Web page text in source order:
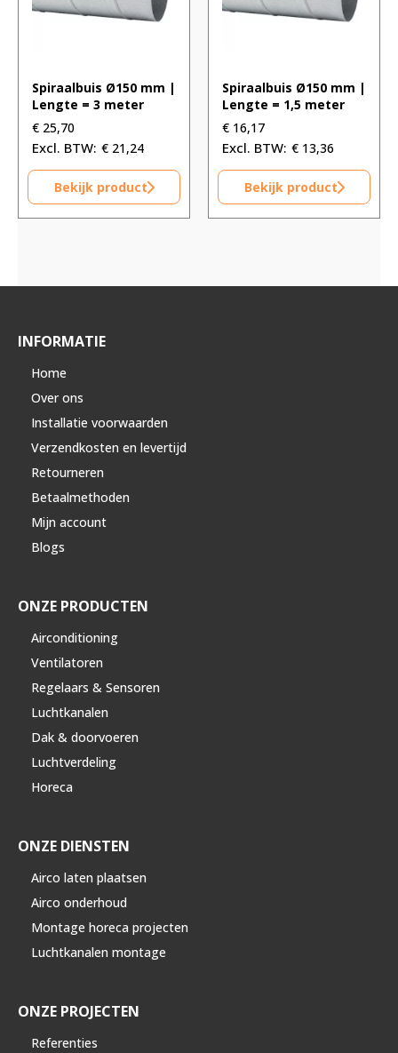
Spiraalbuis Ø150 mm |
Lengte = 3 meter
€ 25,70
€ 21,24
Bekijk product
Spiraalbuis Ø150 mm |
Lengte = 1,5 meter
€ 16,17
€ 13,36
Bekijk product
INFORMATIE
Home
Over ons
Installatie voorwaarden
Verzendkosten en levertijd
Retourneren
Betaalmethoden
Mijn account
Blogs
ONZE PRODUCTEN
Airconditioning
Ventilatoren
Regelaars & Sensoren
Luchtkanalen
Dak & doorvoeren
Luchtverdeling
Horeca
ONZE DIENSTEN
Airco laten plaatsen
Airco onderhoud
Montage horeca projecten
Luchtkanalen montage
ONZE PROJECTEN
Referenties